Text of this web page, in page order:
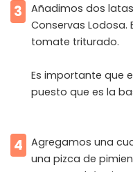
3
Añadimos dos
Conservas Lodosa.
tomate triturado.
Es importante que
puesto que es la
4
Agregamos una
una pizca de